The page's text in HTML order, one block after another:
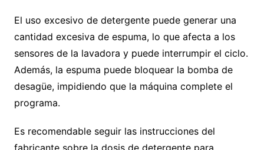
El uso excesivo de detergente puede generar una
cantidad excesiva de espuma, lo que afecta a los
sensores de la lavadora y puede interrumpir el ciclo.
Además, la espuma puede bloquear la bomba de
desagüe, impidiendo que la máquina complete el
programa.
Es recomendable seguir las instrucciones del